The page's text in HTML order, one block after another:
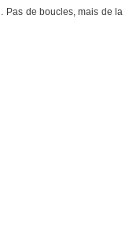
Pas de boucles, mais de la